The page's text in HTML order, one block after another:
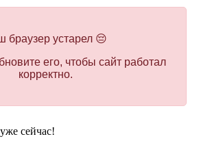
браузер устарел 😔
его, чтобы сайт работал
корректно.
сейчас!